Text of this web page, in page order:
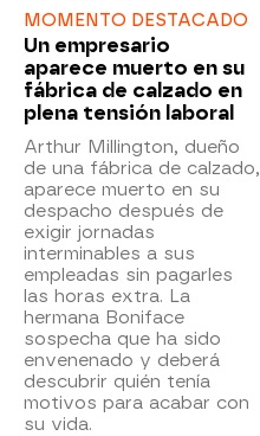
MOMENTO DESTACADO
Un empresario
aparece muerto en su
fábrica de calzado en
plena tensión laboral
Arthur Millington, dueño
de una fábrica de calzado,
aparece muerto en su
despacho después de
exigir jornadas
interminables a sus
empleadas sin pagarles
las horas extra. La
hermana Boniface
sospecha que ha sido
envenenado y deberá
descubrir quién tenía
motivos para acabar con
su vida.